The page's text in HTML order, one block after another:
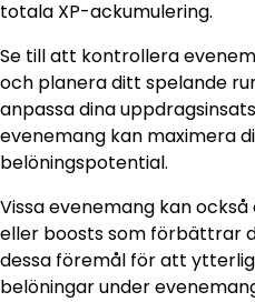
totala XP-ackumulering.
Se till att kontrollera
och planera ditt spelande
anpassa dina
evenemang kan maximera
belöningspotential.
Vissa evenemang kan
eller boosts som förbättrar
dessa föremål för att
belöningar under